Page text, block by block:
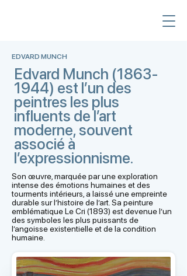
EDVARD MUNCH
Edvard Munch (1863-
1944) est l’un des
peintres les plus
influents de l’art
moderne, souvent
associé à
l’expressionnisme.
Son œuvre, marquée par une exploration
intense des émotions humaines et des
tourments intérieurs, a laissé une empreinte
durable sur l’histoire de l’art. Sa peinture
emblématique Le Cri (1893) est devenue l’un
des symboles les plus puissants de
l’angoisse existentielle et de la condition
humaine.